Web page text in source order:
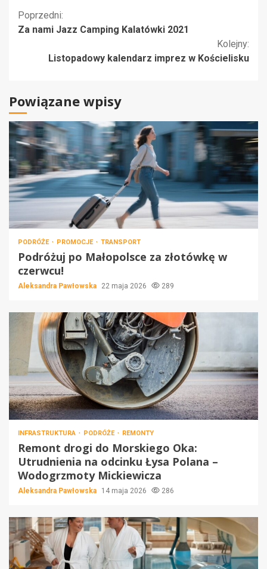
Kontynuuj
Poprzedni:
Za nami Jazz Camping Kalatówki 2021
Kolejny:
Listopadowy kalendarz imprez w Kościelisku
Powiązane wpisy
PODRÓŻE PROMOCJE TRANSPORT
Podróżuj po Małopolsce za złotówkę w
czerwcu!
Aleksandra Pawłowska 22 maja 2026 289
INFRASTRUKTURA PODRÓŻE REMONTY
Remont drogi do Morskiego Oka:
Utrudnienia na odcinku Łysa Polana –
Wodogrzmoty Mickiewicza
Aleksandra Pawłowska 14 maja 2026 286